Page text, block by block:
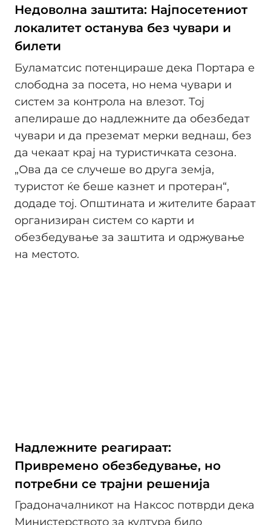
Недоволна заштита: Најпосетениот
локалитет останува без чувари и
билети
Буламатсис потенцираше дека Портара е
слободна за посета, но нема чувари и
систем за контрола на влезот. Тој
апелираше до надлежните да обезбедат
чувари и да преземат мерки веднаш, без
да чекаат крај на туристичката сезона.
„Ова да се случеше во друга земја,
туристот ќе беше казнет и протеран“,
додаде тој. Општината и жителите бараат
организиран систем со карти и
обезбедување за заштита и одржување
на местото.
Надлежните реагираат:
Привремено обезбедување, но
потребни се трајни решенија
Градоначалникот на Наксос потврди дека
Министерството за култура било